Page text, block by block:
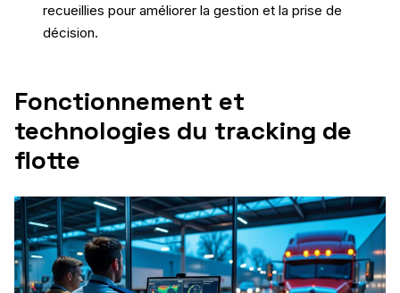
recueillies pour améliorer la gestion et la prise de
décision.
Fonctionnement et
technologies du tracking de
flotte